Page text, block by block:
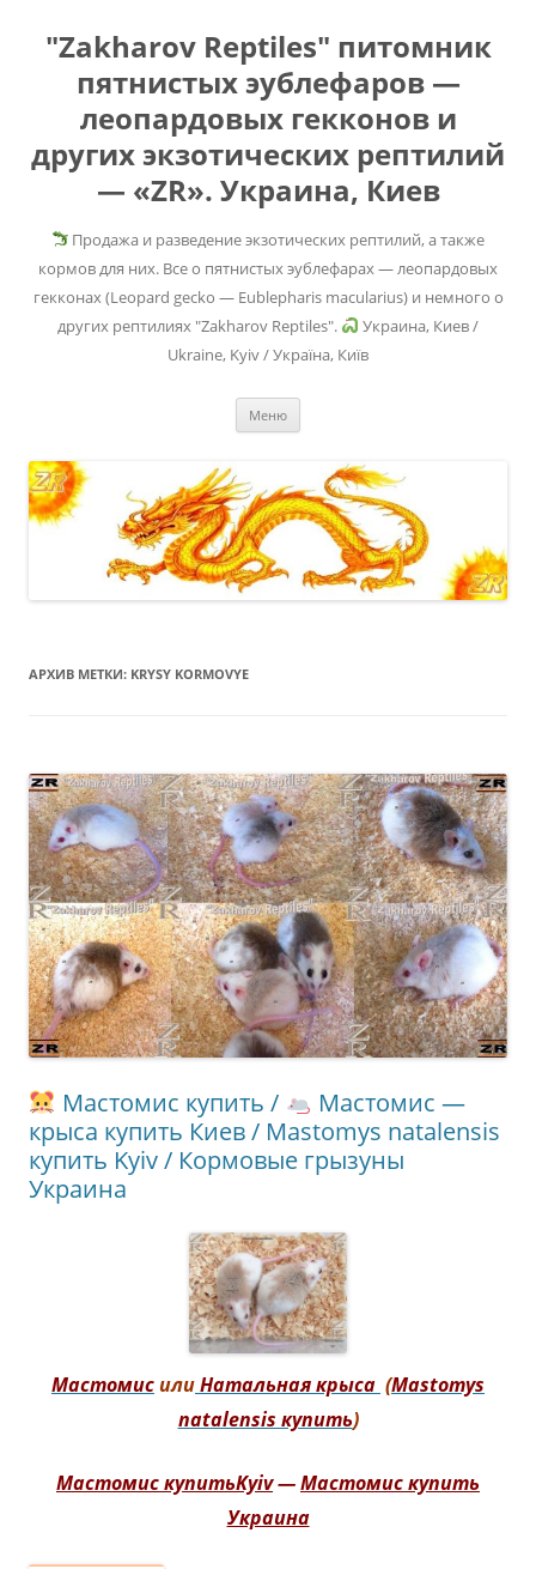
"Zakharov Reptiles" питомник
пятнистых эублефаров —
леопардовых гекконов и
других экзотических рептилий
— «ZR». Украина, Киев
Продажа и разведение экзотических рептилий, а также
кормов для них. Все о пятнистых эублефарах — леопардовых
гекконах (Leopard gecko — Eublepharis macularius) и немного о
других рептилиях "Zakharov Reptiles".
Украина, Киев /
Ukraine, Kyiv / Україна, Київ
Меню
АРХИВ МЕТКИ: KRYSY KORMOVYE
Мастомис купить /
Мастомис —
крыса купить Киев / Mastomys natalensis
купить Kyiv / Кормовые грызуны
Украина
МастомисилиНатальная крыса (Mastomys
natalensis купить)
Мастомис купитьKyiv—Мастомис купить
Украина